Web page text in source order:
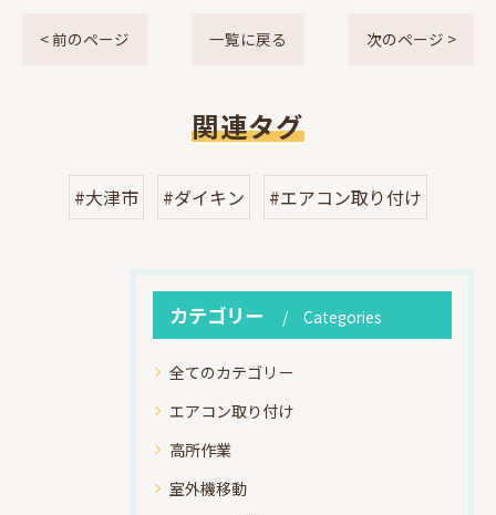
< 前のページ 一覧に戻る 次のページ >
関連タグ
#大津市 #ダイキン #エアコン取り付け
カテゴリー Categories
全てのカテゴリー
エアコン取り付け
高所作業
室外機移動